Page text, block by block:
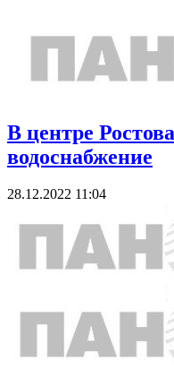
В центре
водоснабжение
28.12.2022 11:04